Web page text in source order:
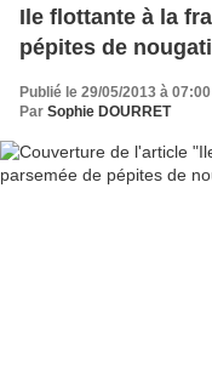
Ile flottante à la
pépites de
Publié le 29/05/2013 à 07:00
Par Sophie DOURRET